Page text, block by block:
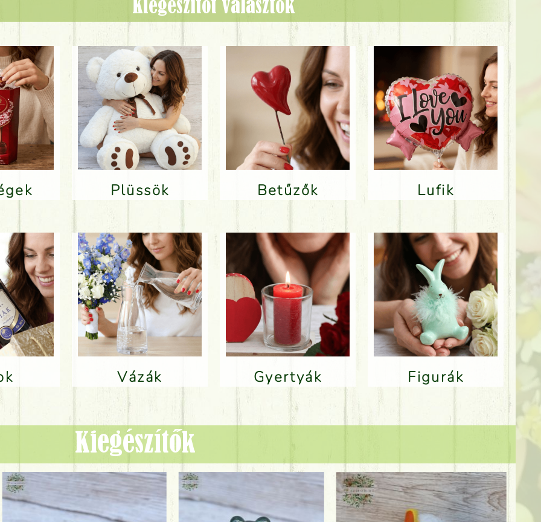
Kiegészítőt választok
Plüssök Betűzők Lufik
Vázák Gyertyák Figurák
Kiegészítők